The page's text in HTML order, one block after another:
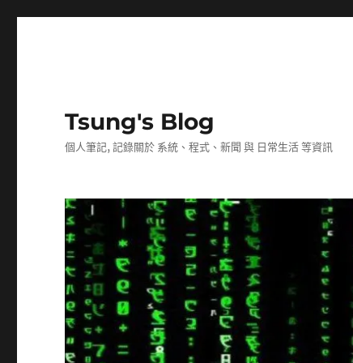
Tsung's Blog
個人筆記, 記錄關於 系統、程式、新聞 與 日常生活 等資訊